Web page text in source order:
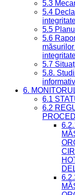
5.3
5.4
5.5
5.6
5.7
5.8.
6.
6.1
6.2